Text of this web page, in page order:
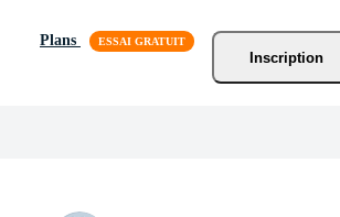
Plans
Inscription